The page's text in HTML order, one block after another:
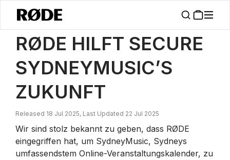
Nachrichten / RØDE Hilft, Die Zukunft Von SydneyMusic Zu Sichern
RØDE HILFT SECURE
SYDNEYMUSIC’S
ZUKUNFT
Released 18 Jul 2025, Last Updated 22 Jul 2025
Wir sind stolz bekannt zu geben, dass RØDE
eingegriffen hat, um SydneyMusic, Sydneys
umfassendstem Online-Veranstaltungskalender, zu